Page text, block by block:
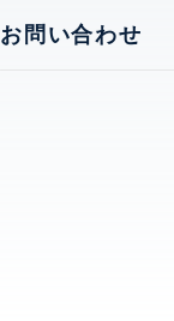
お問い合わせ